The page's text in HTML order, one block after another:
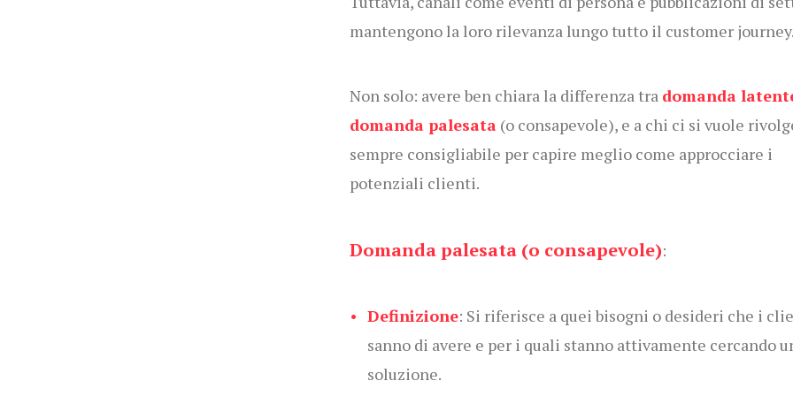
mantengono la loro rilevanza lungo tutto il customer journey.
Non solo: avere ben chiara la differenza tra domanda
domanda palesata (o consapevole), e a chi ci si vuole
sempre consigliabile per capire meglio come approcciare i
potenziali clienti.
Domanda palesata (o consapevole):
Definizione: Si riferisce a quei bisogni o desideri che i
sanno di avere e per i quali stanno attivamente cercando
soluzione.